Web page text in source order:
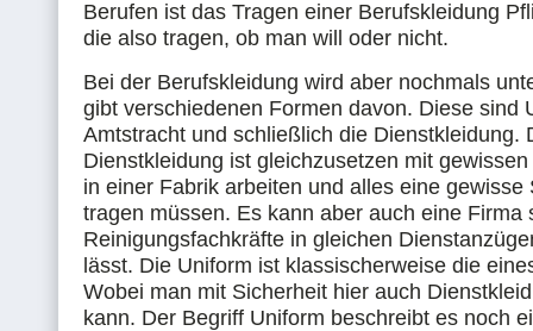
Berufen ist das Tragen einer Berufskleidung
die also tragen, ob man will oder nicht.
Bei der Berufskleidung wird aber nochmals
gibt verschiedenen Formen davon. Diese sind
Amtstracht und schließlich die Dienstkleidung.
Dienstkleidung ist gleichzusetzen mit
in einer Fabrik arbeiten und alles eine gewisse
tragen müssen. Es kann aber auch eine Firma
Reinigungsfachkräfte in gleichen
lässt. Die Uniform ist klassischerweise die
Wobei man mit Sicherheit hier auch
kann. Der Begriff Uniform beschreibt es noch